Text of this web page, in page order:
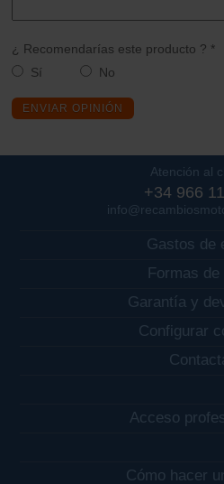
¿ Recomendarías este producto ? *
Sí
No
ENVIAR OPINIÓN
Atención al
+34 966
Gastos de
Formas de
Garantía y
Configurar
Acceso
Cómo hacer